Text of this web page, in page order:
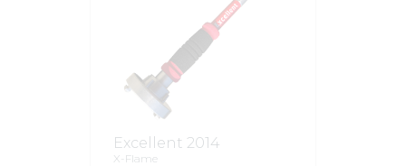
Excellent 2014
X-Flame